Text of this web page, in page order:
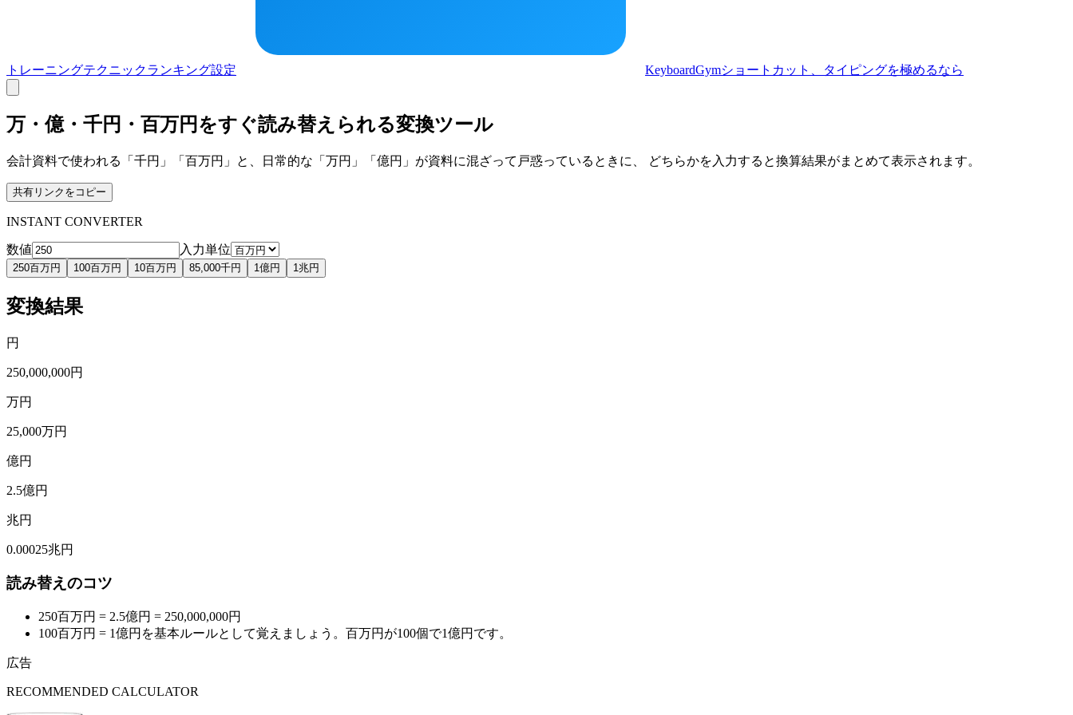
トレーニングテクニックランキング設定 KeyboardGymショートカット、タイピングを極めるなら
万・億・千円・百万円をすぐ読み替えられる変換ツール
会計資料で使われる「千円」「百万円」と、日常的な「万円」「億円」が資料に混ざって戸惑っているときに、 どちらかを入力すると換算結果がまとめて表示されます。
共有リンクをコピー
INSTANT CONVERTER
数値 入力単位
250百万円 100百万円 10百万円 85,000千円 1億円 1兆円
変換結果
円
250,000,000円
万円
25,000万円
億円
2.5億円
兆円
0.00025兆円
読み替えのコツ
250百万円 = 2.5億円 = 250,000,000円
100百万円 = 1億円を基本ルールとして覚えましょう。百万円が100個で1億円です。
広告
RECOMMENDED CALCULATOR